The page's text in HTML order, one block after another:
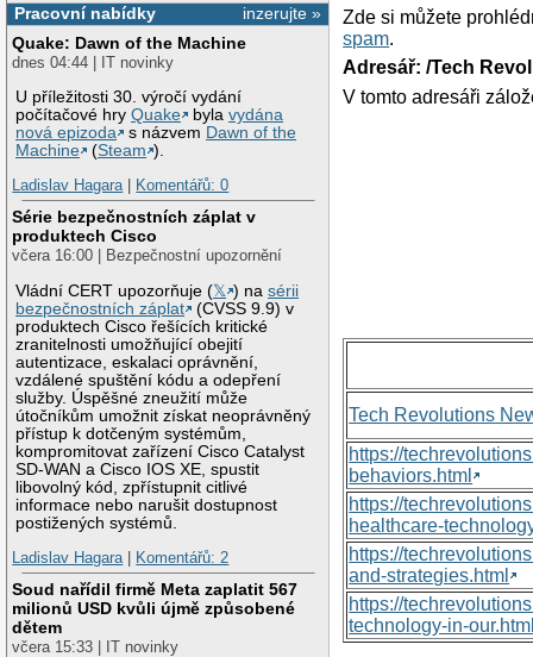
inzerujte »
Pracovní nabídky
Quake: Dawn of the Machine
dnes 04:44 | IT novinky
U příležitosti 30. výročí vydání
počítačové hryQuake bylavydána
nová epizoda
s názvem Dawn of the
Machine
(Steam ).
Ladislav Hagara| Komentářů: 0
Série bezpečnostních záplat v
produktech Cisco
včera 16:00 | Bezpečnostní upozornění
Vládní CERT upozorňuje (𝕏 ) nasérii
bezpečnostních záplat
(CVSS 9.9) v
produktech Cisco řešících kritické
zranitelnosti umožňující obejití
autentizace, eskalaci oprávnění,
vzdálené spuštění kódu a odepření
služby. Úspěšné zneužití může
útočníkům umožnit získat neoprávněný
přístup k dotčeným systémům,
kompromitovat zařízení Cisco Catalyst
SD-WAN a Cisco IOS XE, spustit
libovolný kód, zpřístupnit citlivé
informace nebo narušit dostupnost
postižených systémů.
Ladislav Hagara| Komentářů: 2
Soud nařídil firmě Meta zaplatit 567
milionů USD kvůli újmě způsobené
dětem
včera 15:33 | IT novinky
Zde si můžete
spam.
Adresář: /Tech
V tomto adresáři
Tech Revolutions
https://
behaviors.html
https://
healthcare-
https://
and-strategies.html
https://
technology-in-